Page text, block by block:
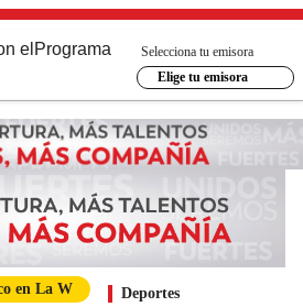
el Programa
Selecciona tu emisora
Elige tu emisora
en La W Deportes